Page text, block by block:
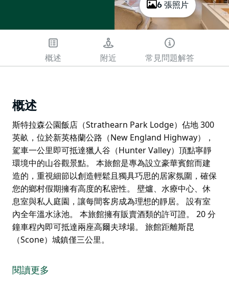
6 張照片
概述 附近 常見問題解答
概述
斯特拉森公園飯店（Strathearn Park Lodge）佔地 300
英畝，位於新英格蘭公路（New England Highway），
駕車一公里即可抵達獵人谷（Hunter Valley）頂點寧靜
環境中的山谷觀景點。 本旅館是專為設立豪華賓館而建
造的，重視細節以創造輕鬆且獨具巧思的居家氛圍，確保
您的鄉村假期擁有高度的私密性。 壁爐、水療中心、休
息室與私人庭園，讓每間客房成為理想的靜居。 設有室
內全年溫水泳池。 本旅館擁有販賣酒類的許可證。 20 分
鐘車程內即可抵達兩座高爾夫球場。 旅館距離斯昆
（Scone）城鎮僅三公里。
英畝，位於新英格蘭公路（New England Highway），
駕車一公里即可抵達獵人谷（Hunter Valley）頂點寧靜
閱讀更多